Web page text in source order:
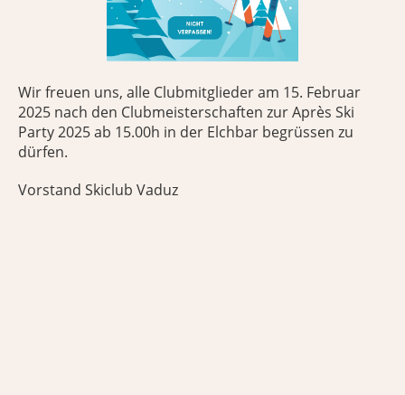
Wir freuen uns, alle Clubmitglieder am 15. Februar
2025 nach den Clubmeisterschaften zur Après Ski
Party 2025 ab 15.00h in der Elchbar begrüssen zu
dürfen.
Vorstand Skiclub Vaduz